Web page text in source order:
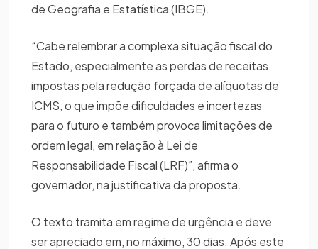
de Geografia e Estatística (IBGE).
“Cabe relembrar a complexa situação fiscal do
Estado, especialmente as perdas de receitas
impostas pela redução forçada de alíquotas de
ICMS, o que impõe dificuldades e incertezas
para o futuro e também provoca limitações de
ordem legal, em relação à Lei de
Responsabilidade Fiscal (LRF)”, afirma o
governador, na justificativa da proposta.
O texto tramita em regime de urgência e deve
ser apreciado em, no máximo, 30 dias. Após este